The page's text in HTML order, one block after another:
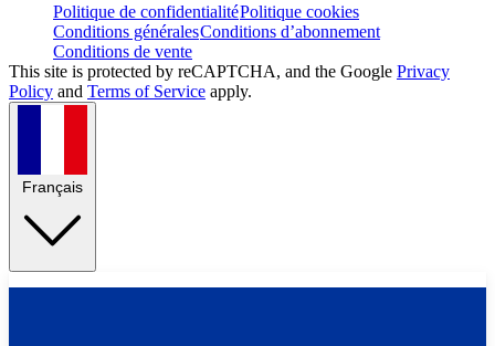
Politique de confidentialitéPolitique cookies
Conditions généralesConditions d’abonnement
Conditions de vente
This site is protected by reCAPTCHA, and the Google Privacy
Policy and Terms of Service apply.
Français